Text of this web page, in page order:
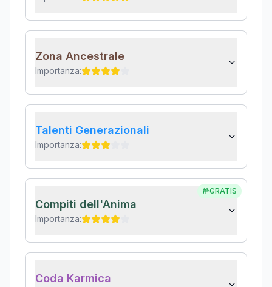
Zona Ancestrale
Importanza:
Talenti Generazionali
Importanza:
GRATIS
Compiti dell'Anima
Importanza:
Coda Karmica